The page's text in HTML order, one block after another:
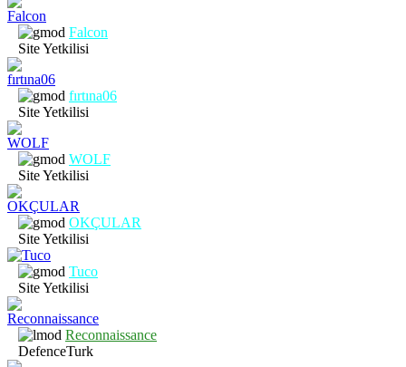
Falcon
Site Yetkilisi
fırtına06
Site Yetkilisi
WOLF
Site Yetkilisi
OKÇULAR
Site Yetkilisi
Tuco
Site Yetkilisi
Reconnaissance
DefenceTurk